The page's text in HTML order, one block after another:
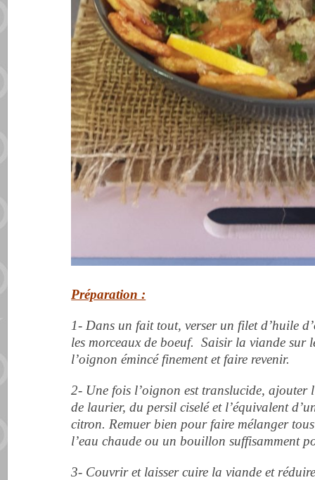
Préparation :
1- Dans un fait tout, verser un filet d’huile
les morceaux de boeuf. Saisir la viande sur
l’oignon émincé finement et faire revenir.
2- Une fois l’oignon est translucide, ajouter
de laurier, du persil ciselé et l’équivalent
citron. Remuer bien pour faire mélanger
l’eau chaude ou un bouillon suffisamment
3- Couvrir et laisser cuire la viande et